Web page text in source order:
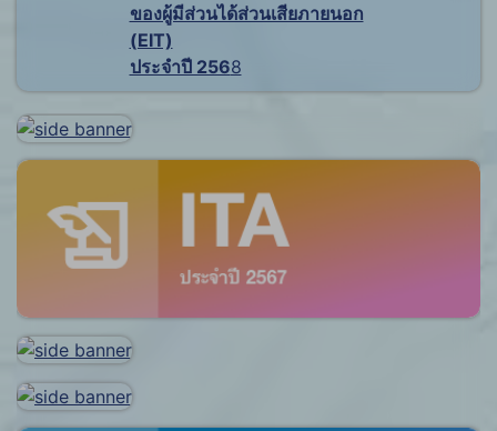
ของผู้มีส่วนได้ส่วนเสียภายนอก
(EIT)
ประจำปี 2568